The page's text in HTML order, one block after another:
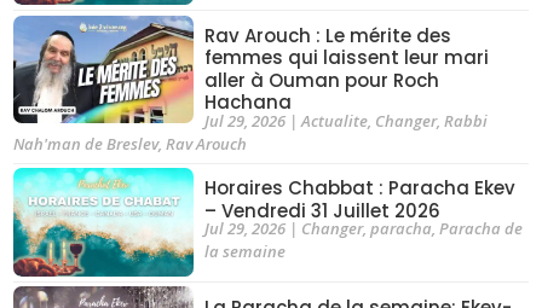
Rav Arouch : Le mérite des
femmes qui laissent leur mari
aller à Ouman pour Roch
Hachana
Jul 29, 2026|Actualite, Changer, Rabbi
Nah'man de Breslev,Rav Arouch
Horaires Chabbat : Paracha Ekev
– Vendredi 31 Juillet 2026
Jul 29, 2026| Changer, paracha, Paracha de
la semaine